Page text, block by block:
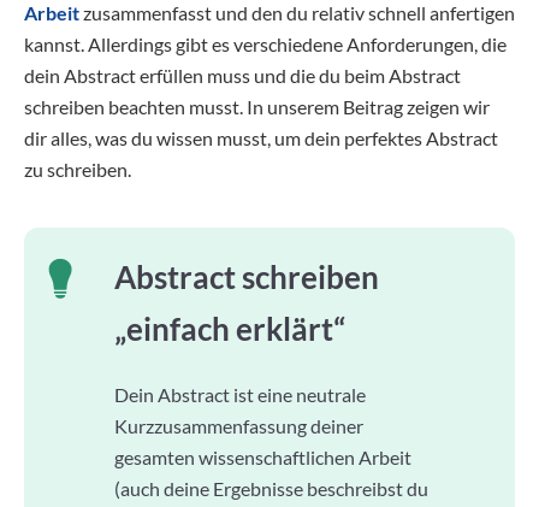
Arbeitzusammenfasst und den du relativ schnell anfertigen
kannst. Allerdings gibt es verschiedene Anforderungen, die
dein Abstract erfüllen muss und die du beim Abstract
schreiben beachten musst. In unserem Beitrag zeigen wir
dir alles, was du wissen musst, um dein perfektes Abstract
zu schreiben.
Abstract schreiben
„einfach erklärt“
Dein Abstract ist eine neutrale
Kurzzusammenfassung deiner
gesamten wissenschaftlichen Arbeit
(auch deine Ergebnisse beschreibst du